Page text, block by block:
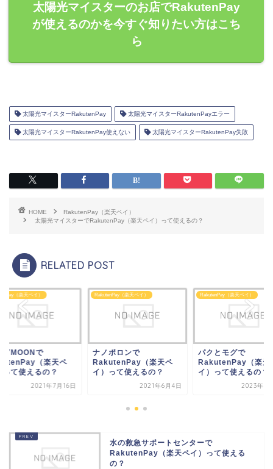
太陽光マイスターのお店でRakutenPay
が使えるのかを今すぐ知りたい方はこち
ら
太陽光マイスターRakutenPay 太陽光マイスターRakutenPayエラー
太陽光マイスターRakutenPay使えない 太陽光マイスターRakutenPay失敗
HOME
RakutenPay（楽天ペイ）
太陽光マイスターでRakutenPay（楽天ペイ）って使えるの？
RELATED POST
（楽天ペイ）
ポロンで
（楽天ペ
って使えるの？
2021年6月4日
RakutenPay（楽天ペイ）
パクとモグで
RakutenPay（楽天ペ
イ）って使えるの？
2023年7月10日
RakutenPay（楽天ペイ）
RUBYMOONで
RakutenPay（楽天
イ）って使えるの？
2021年7
水の救急サポートセンターで
RakutenPay（楽天ペイ）って使える
の？